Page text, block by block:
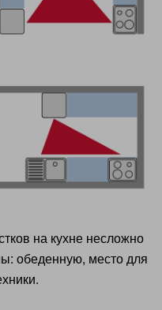
на кухне несложно
обеденную, место для